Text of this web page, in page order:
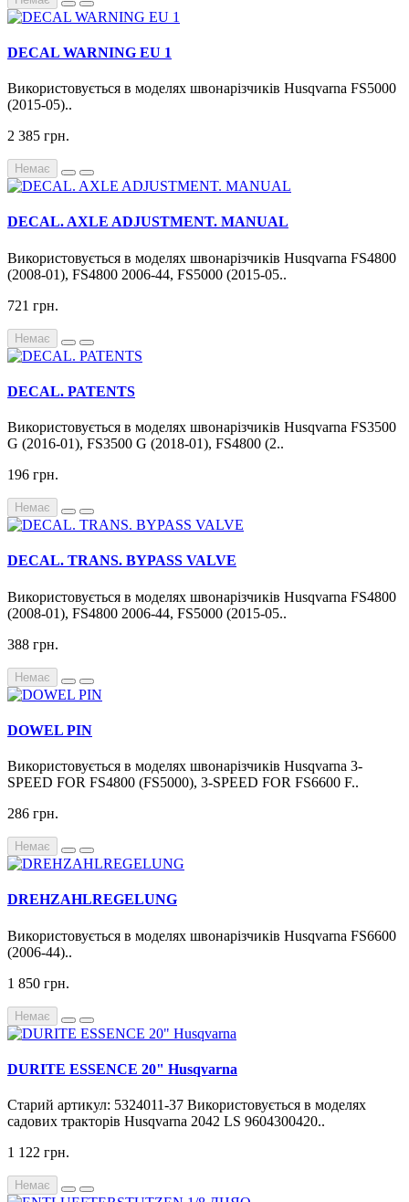
DECAL WARNING EU 1
Використовується в моделях швонарізчиків Husqvarna FS5000
(2015-05)..
2 385 грн.
Немає
DECAL. AXLE ADJUSTMENT. MANUAL
Використовується в моделях швонарізчиків Husqvarna FS4800
(2008-01), FS4800 2006-44, FS5000 (2015-05..
721 грн.
Немає
DECAL. PATENTS
Використовується в моделях швонарізчиків Husqvarna FS3500
G (2016-01), FS3500 G (2018-01), FS4800 (2..
196 грн.
Немає
DECAL. TRANS. BYPASS VALVE
Використовується в моделях швонарізчиків Husqvarna FS4800
(2008-01), FS4800 2006-44, FS5000 (2015-05..
388 грн.
Немає
DOWEL PIN
Використовується в моделях швонарізчиків Husqvarna 3-
SPEED FOR FS4800 (FS5000), 3-SPEED FOR FS6600 F..
286 грн.
Немає
DREHZAHLREGELUNG
Використовується в моделях швонарізчиків Husqvarna FS6600
(2006-44)..
1 850 грн.
Немає
DURITE ESSENCE 20" Husqvarna
Старий артикул: 5324011-37 Використовується в моделях
садових тракторів Husqvarna 2042 LS 9604300420..
1 122 грн.
Немає